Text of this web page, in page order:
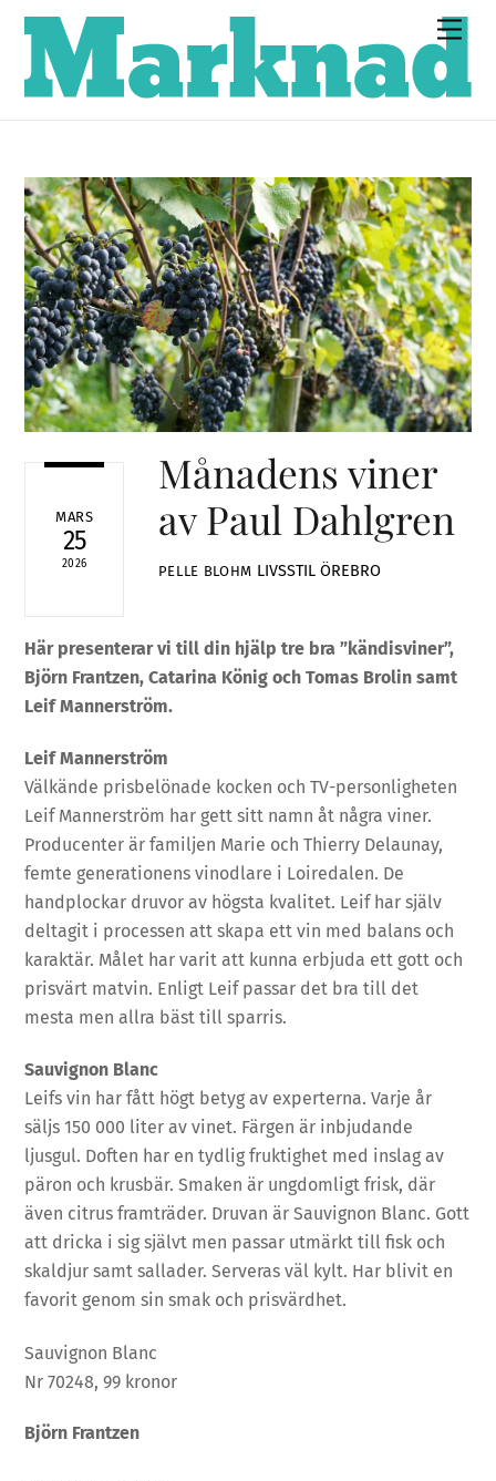
Skip
content
MARS
25
2026
Månadens viner
av Paul Dahlgren
PELLE BLOHM LIVSSTIL ÖREBRO
Här presenterar vi till din hjälp tre bra ”kändisviner”,
Björn Frantzen, Catarina König och Tomas Brolin samt
Leif Mannerström.
Leif Mannerström
Välkände prisbelönade kocken och TV-personligheten
Leif Mannerström har gett sitt namn åt några viner.
Producenter är familjen Marie och Thierry Delaunay,
femte generationens vinodlare i Loiredalen. De
handplockar druvor av högsta kvalitet. Leif har själv
deltagit i processen att skapa ett vin med balans och
karaktär. Målet har varit att kunna erbjuda ett gott och
prisvärt matvin. Enligt Leif passar det bra till det
mesta men allra bäst till sparris.
Sauvignon Blanc
Leifs vin har fått högt betyg av experterna. Varje år
säljs 150 000 liter av vinet. Färgen är inbjudande
ljusgul. Doften har en tydlig fruktighet med inslag av
päron och krusbär. Smaken är ungdomligt frisk, där
även citrus framträder. Druvan är Sauvignon Blanc. Gott
att dricka i sig självt men passar utmärkt till fisk och
skaldjur samt sallader. Serveras väl kylt. Har blivit en
favorit genom sin smak och prisvärdhet.
Sauvignon Blanc
Nr 70248, 99 kronor
Björn Frantzen